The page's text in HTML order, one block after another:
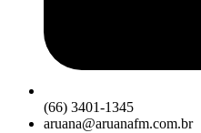
(66) 3401-1345
aruana@aruanafm.com.br